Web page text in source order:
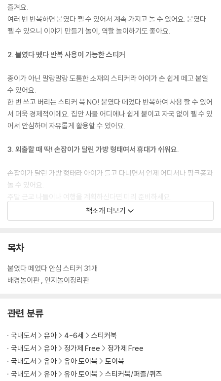
즐겨요.
여러 번 반복하면 붙였다 뗄 수 있어서 계속 가지고 놀 수 있어요. 붙였다
뗄 수 있으니 이야기 만들기 놀이, 역할 놀이하기도 좋아요.
2. 붙였다 뗐다 반복 사용이 가능한 스티커
종이가 아닌 말랑말랑 도톰한 소재의 스티커라 아이가 손 쉽게 떼고 붙일
수 있어요.
한 번 쓰고 버리는 스티커 북 NO! 붙였다 떼었다 반복하여 사용 할 수 있어
서 더욱 경제적이에요. 집안 사물 어디에나 쉽게 붙이고 자국 없이 뗄 수 있
어서 안심하며 자유롭게 활용할 수 있어요.
3. 외출할 때 딱! 손잡이가 달린 가방 형태여서 휴대가 쉬워요.
손잡이가 달린 가방 형태라 아이가 들고 다니면서 언제 어디서나 핑크퐁과
놀 수 있어요.
주말 근교 나들이나 여행을 계획하신다면 미리 준비하세요.
4. 큼직한 배경 놀이판에 스티커를 붙이며 창의력을 길러요.
아이의 상상력을 자극하는 커다란 일러스트 그림판에 스티커를 붙이며 나
나누며 마음껏 붙여보세요.
스티커에 적힌 동물, 사물의 이름을 말하며 스티커를 붙여 보세요. 종알종
다 붙이면 예쁜 인지 그림판이 완성돼요. 벽에 걸거나 세워 놓고 그림 찾기
놀이도 할 수 있어요.
6. 스티커 정리판이 있어서, 보관이 쉬워요.
책소개 더보기
목차
붙였다 떼었다 안심 스티커 31개
배경놀이판 , 인지놀이정리판
관련 분류
국내도서 유아 4-6세
스티커북
국내도서
유아 정가제 Free
정가제 Free
국내도서
유아 유아 토이북
토이북
국내도서
유아 유아 토이북
스티커북/퍼즐/퀴즈